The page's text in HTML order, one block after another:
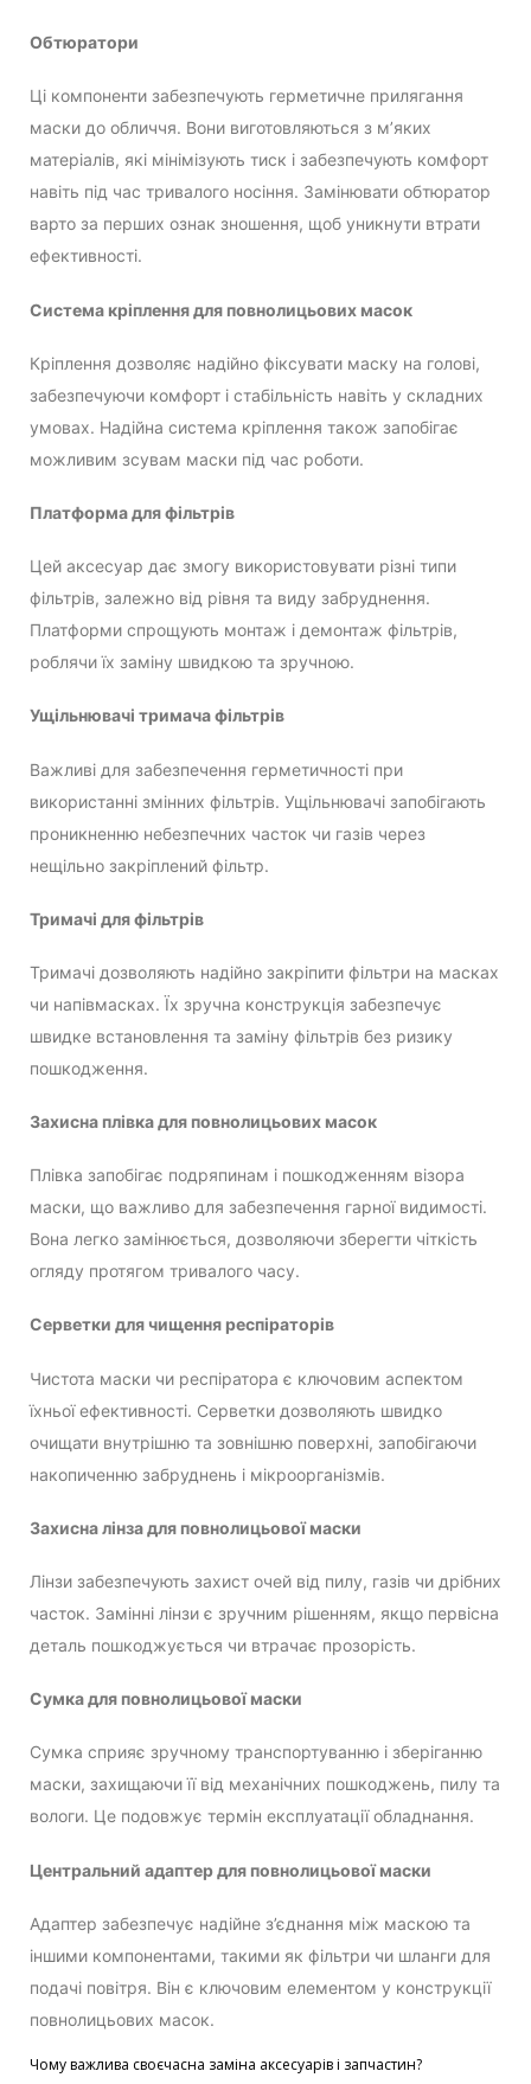
Обтюратори
Ці компоненти забезпечують герметичне прилягання
маски до обличчя. Вони виготовляються з м’яких
матеріалів, які мінімізують тиск і забезпечують комфорт
навіть під час тривалого носіння. Замінювати обтюратор
варто за перших ознак зношення, щоб уникнути втрати
ефективності.
Система кріплення для повнолицьових масок
Кріплення дозволяє надійно фіксувати маску на голові,
забезпечуючи комфорт і стабільність навіть у складних
умовах. Надійна система кріплення також запобігає
можливим зсувам маски під час роботи.
Платформа для фільтрів
Цей аксесуар дає змогу використовувати різні типи
фільтрів, залежно від рівня та виду забруднення.
Платформи спрощують монтаж і демонтаж фільтрів,
роблячи їх заміну швидкою та зручною.
Ущільнювачі тримача фільтрів
Важливі для забезпечення герметичності при
використанні змінних фільтрів. Ущільнювачі запобігають
проникненню небезпечних часток чи газів через
нещільно закріплений фільтр.
Тримачі для фільтрів
Тримачі дозволяють надійно закріпити фільтри на масках
чи напівмасках. Їх зручна конструкція забезпечує
швидке встановлення та заміну фільтрів без ризику
пошкодження.
Захисна плівка для повнолицьових масок
Плівка запобігає подряпинам і пошкодженням візора
маски, що важливо для забезпечення гарної видимості.
Вона легко замінюється, дозволяючи зберегти чіткість
огляду протягом тривалого часу.
Серветки для чищення респіраторів
Чистота маски чи респіратора є ключовим аспектом
їхньої ефективності. Серветки дозволяють швидко
очищати внутрішню та зовнішню поверхні, запобігаючи
накопиченню забруднень і мікроорганізмів.
Захисна лінза для повнолицьової маски
Лінзи забезпечують захист очей від пилу, газів чи дрібних
часток. Замінні лінзи є зручним рішенням, якщо первісна
деталь пошкоджується чи втрачає прозорість.
Сумка для повнолицьової маски
Сумка сприяє зручному транспортуванню і зберіганню
маски, захищаючи її від механічних пошкоджень, пилу та
вологи. Це подовжує термін експлуатації обладнання.
Центральний адаптер для повнолицьової маски
Адаптер забезпечує надійне з’єднання між маскою та
іншими компонентами, такими як фільтри чи шланги для
подачі повітря. Він є ключовим елементом у конструкції
повнолицьових масок.
Чому важлива своєчасна заміна аксесуарів і запчастин?